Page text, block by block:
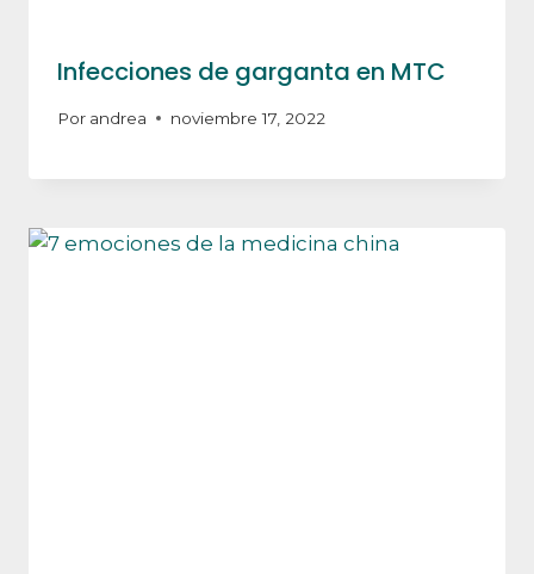
Infecciones de garganta en MTC
Por andrea noviembre 17, 2022